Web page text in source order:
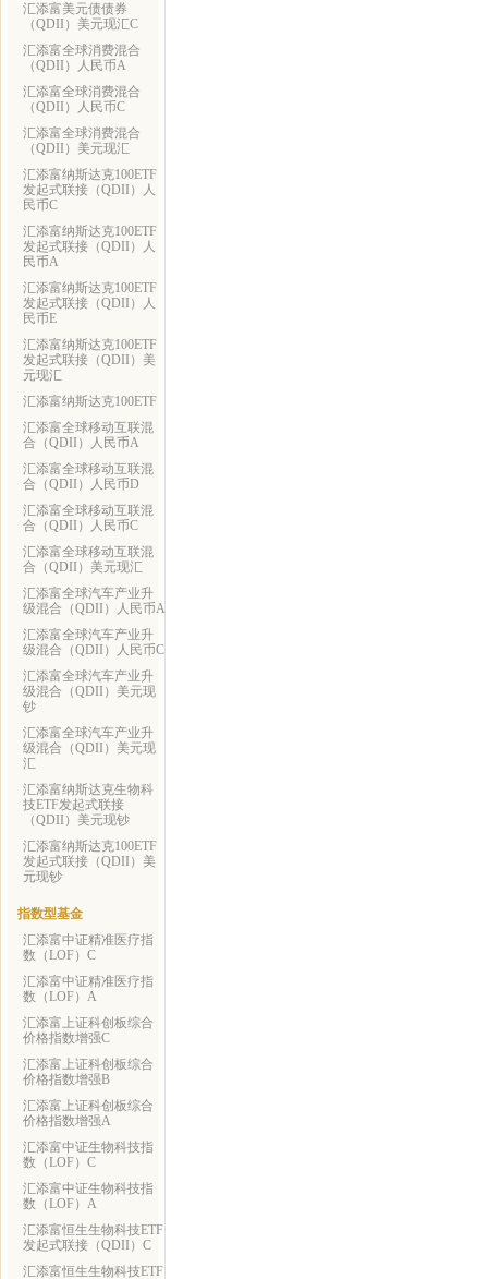
汇添富美元债债券
（QDII）美元现汇C
汇添富全球消费混合
（QDII）人民币A
汇添富全球消费混合
（QDII）人民币C
汇添富全球消费混合
（QDII）美元现汇
汇添富纳斯达克100ETF
发起式联接（QDII）人
民币C
汇添富纳斯达克100ETF
发起式联接（QDII）人
民币A
汇添富纳斯达克100ETF
发起式联接（QDII）人
民币E
汇添富纳斯达克100ETF
发起式联接（QDII）美
元现汇
汇添富纳斯达克100ETF
汇添富全球移动互联混
合（QDII）人民币A
汇添富全球移动互联混
合（QDII）人民币D
汇添富全球移动互联混
合（QDII）人民币C
汇添富全球移动互联混
合（QDII）美元现汇
汇添富全球汽车产业升
级混合（QDII）人民币A
汇添富全球汽车产业升
级混合（QDII）人民币C
汇添富全球汽车产业升
级混合（QDII）美元现
钞
汇添富全球汽车产业升
级混合（QDII）美元现
汇
汇添富纳斯达克生物科
技ETF发起式联接
（QDII）美元现钞
汇添富纳斯达克100ETF
发起式联接（QDII）美
元现钞
指数型基金
汇添富中证精准医疗指
数（LOF）C
汇添富中证精准医疗指
数（LOF）A
汇添富上证科创板综合
价格指数增强C
汇添富上证科创板综合
价格指数增强B
汇添富上证科创板综合
价格指数增强A
汇添富中证生物科技指
数（LOF）C
汇添富中证生物科技指
数（LOF）A
汇添富恒生生物科技ETF
发起式联接（QDII）C
汇添富恒生生物科技ETF